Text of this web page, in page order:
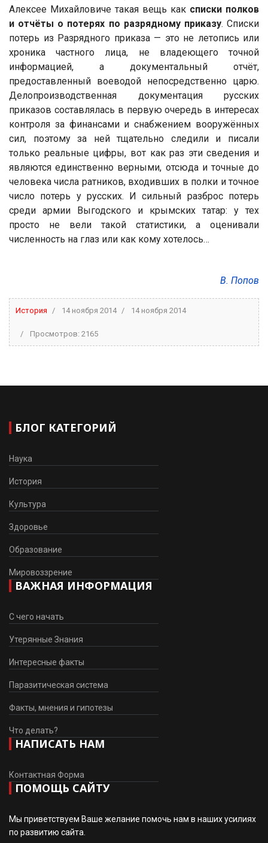
Алексее Михайловиче такая вещь как списки полков
и отчёты о потерях по разрядному приказу. Списки
потерь из Разрядного приказа — это не летопись или
хроника частного лица, не владеющего точной
информацией, а документальный отчёт,
предоставленный воеводой непосредственно царю.
Делопроизводственная документация русских
приказов составлялась в первую очередь в интересах
контроля за финансами и снабжением вооружённых
сил, поэтому за ней тщательно следили и писали
только реальные цифры, вот как раз эти сведения и
являются единственно верными, отсюда и точные до
человека числа ратников, входивших в полки и точное
число потерь у русских. И сильный разброс потерь
среди армии Выгодского и крымских татар: у тех
просто не вели такой статистики, а оценивали
численность на глаз или как кому хотелось…
В. Попов
История 14 ноября 2014 14 ноября 2014
Просмотров: 2165
БЛОГ КАТЕГОРИЙ
Наука
История
Культура
Здоровье
Образование
Мировоззрение
ВАЖНАЯ ИНФОРМАЦИЯ
С чего начать
Утерянные Знания
Интересные факты
Паразитическая система
Факты, мнения и гипотезы
Что делать?
НАПИСАТЬ НАМ
Контактная Форма
ПОМОЩЬ САЙТУ
Мы приветствуем Ваше желание помочь нам в наших усилиях
по развитию сайта.